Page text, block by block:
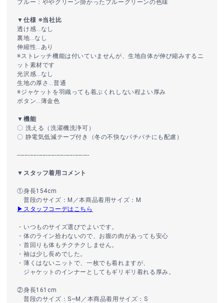
ブルー：ややグリーン掛かったブルーグリーンの色味
▼仕様 ※当社比
透け感…なし
裏地…なし
伸縮性…あり
※ストレッチ機能は付いていませんが、生地自体が伸び縮みするニ
ット素材です
光沢感…なし
生地の厚さ…普通
※ジャケットを羽織っても着ぶくれしない程よい厚み
ボタン…薄金色
▼機能
〇 洗える（洗濯機洗浄可）
〇 静電気低減テープ付き（冬の不快なパチパチにも配慮）
----------------------------------------
▼スタッフ着用コメント
①身長154cm
普段のサイズ：M／本商品着用サイズ：M
▶スタッフコーデはこちら
・いつものサイズ選びでよいです。
・体のライン拾わないので、お腹の肉があっても安心
・首回りも体もチクチクしません。
・袖は少し長めでした。
・薄くはないニットで、一枚でも着れますが、
ジャケットのインナーとしてもギリギリ着れる厚み。
②身長161cm
普段のサイズ：S~M／本商品着用サイズ：S